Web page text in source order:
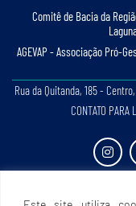
Comitê de Bacia da
AGEVAP - Associação Pró-
Rua da Quitanda, 185 -
CONTATO